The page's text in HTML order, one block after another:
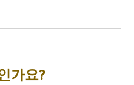
가요?